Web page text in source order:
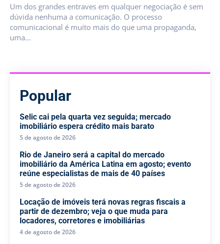
Um dos grandes entraves em qualquer negociação é sem
dúvida nenhuma a comunicação. O processo
comunicacional é muito mais do que uma propaganda,
uma...
Popular
Selic cai pela quarta vez seguida; mercado
imobiliário espera crédito mais barato
5 de agosto de 2026
Rio de Janeiro será a capital do mercado
imobiliário da América Latina em agosto; evento
reúne especialistas de mais de 40 países
5 de agosto de 2026
Locação de imóveis terá novas regras fiscais a
partir de dezembro; veja o que muda para
locadores, corretores e imobiliárias
4 de agosto de 2026